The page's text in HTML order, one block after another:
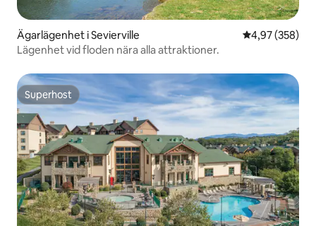
Ägarlägenhet i Sevierville 4,97 av 5 i
4,97 (358)
Lägenhet vid floden nära alla attraktioner.
Superhost
Superhost